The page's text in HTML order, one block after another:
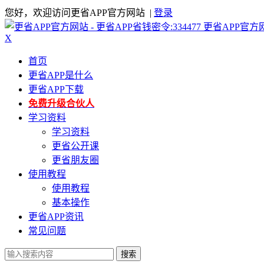
您好，欢迎访问更省APP官方网站 | 登录
更省APP官方
X
首页
更省APP是什么
更省APP下载
免费升级合伙人
学习资料
学习资料
更省公开课
更省朋友圈
使用教程
使用教程
基本操作
更省APP资讯
常见问题
搜索